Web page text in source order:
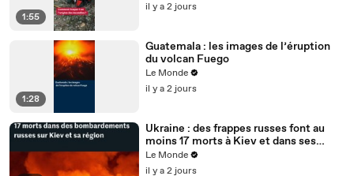
1:55
il y a 2 jours
1:28
Guatemala : les images de l’éruption
du volcan Fuego
Le Monde
il y a 2 jours
Ukraine : des frappes russes font au
moins 17 morts à Kiev et dans ses
environs, des entrepôts touchés
Le Monde
il y a 2 jours